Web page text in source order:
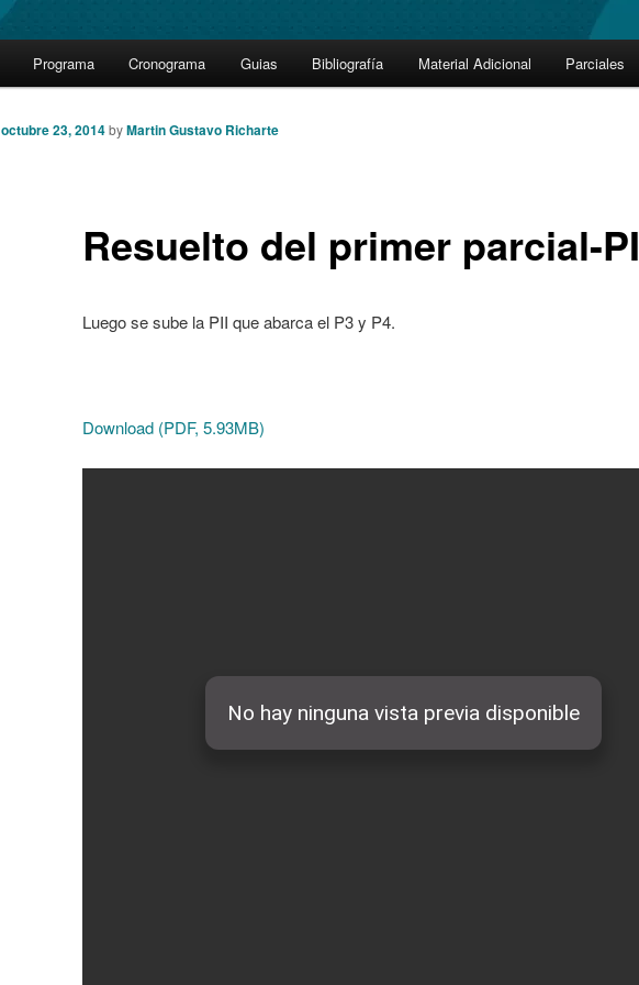
Programa Cronograma Guias Bibliografía Material Adicional Parciales
Resuelto del primer parcial-PI
octubre 23, 2014byMartin Gustavo Richarte
Luego se sube la PII que abarca el P3 y P4.
Download (PDF, 5.93MB)